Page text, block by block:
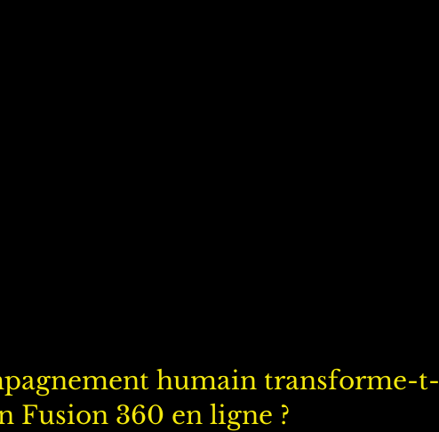
humain transforme-t-
Fusion 360 en ligne ?